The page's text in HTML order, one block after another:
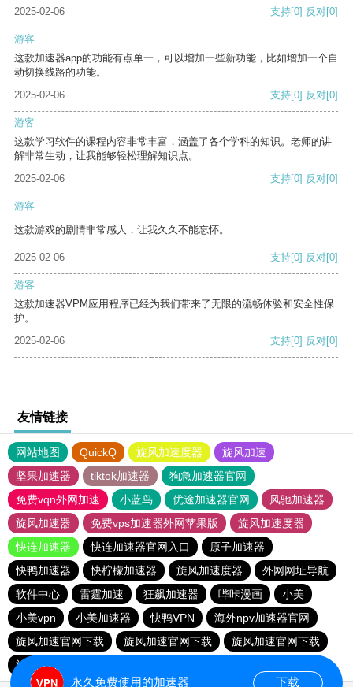
2025-02-06 支持[0] 反对[0]
游客
这款加速器app的功能有点单一，可以增加一些新功能，比如增加一个自
动切换线路的功能。
2025-02-06
支持[0] 反对[0]
游客
这款学习软件的课程内容非常丰富，涵盖了各个学科的知识。老师的讲
解非常生动，让我能够轻松理解知识点。
2025-02-06
支持[0] 反对[0]
游客
这款游戏的剧情非常感人，让我久久不能忘怀。
2025-02-06 支持[0] 反对[0]
游客
这款加速器VPM应用程序已经为我们带来了无限的流畅体验和安全性保
护。
2025-02-06
支持[0] 反对[0]
友情链接
网站地图 QuickQ 旋风加速度器
旋风加速
坚果加速器
tiktok加速器
狗急加速器官网
免费vqn外网加速
小蓝鸟 优途加速器官网
风驰加速器
旋风加速器
免费vps加速器外网苹果版
旋风加速度器
快连加速器
快连加速器官网入口
原子加速器
快鸭加速器
快柠檬加速器 旋风加速度器
外网网址导航
软件中心
雷霆加速 狂飙加速器 哔咔漫画
小美
小美vpn
小美加速器 快鸭VPN
海外npv加速器官网
旋风加速官网下载
旋风加速官网下载
旋风加速官网下载
旋风加速官网下载
永久免费使用的加速器 下载